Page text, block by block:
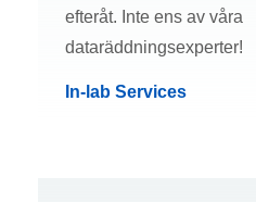
efteråt. Inte ens av våra
dataräddningsexperter!
In-lab Services